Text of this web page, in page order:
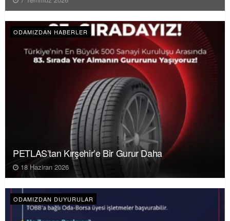
ODAMIZDAN HABERLER
PETLAS’tan Kırşehir’e Bir Gurur Daha
18 Haziran 2026
ODAMIZDAN DUYURULAR